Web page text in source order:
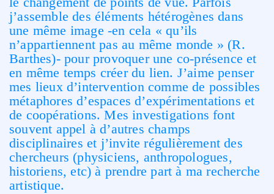
j’assemble des éléments hétérogènes dans
une même image -en cela « qu’ils
n’appartiennent pas au même monde » (R.
Barthes)- pour provoquer une co-présence et
en même temps créer du lien. J’aime penser
mes lieux d’intervention comme de possibles
métaphores d’espaces d’expérimentations et
de coopérations. Mes investigations font
souvent appel à d’autres champs
disciplinaires et j’invite régulièrement des
chercheurs (physiciens, anthropologues,
historiens, etc) à prendre part à ma recherche
artistique.